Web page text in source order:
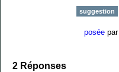
suggestion
posée par
2 Réponses